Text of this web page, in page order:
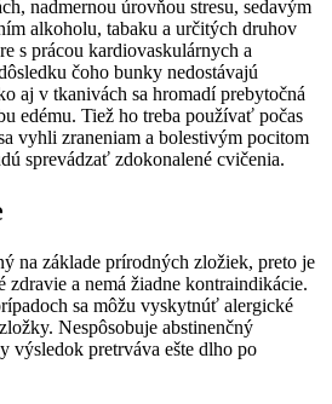
nadmernou úrovňou stresu, sedavým
alkoholu, tabaku a určitých druhov
s prácou kardiovaskulárnych a
čoho bunky nedostávajú
aj v tkanivách sa hromadí prebytočná
edému. Tiež ho treba používať počas
vyhli zraneniam a bolestivým pocitom
sprevádzať zdokonalené cvičenia.
na základe prírodných zložiek, preto je
zdravie a nemá žiadne kontraindikácie.
sa môžu vyskytnúť alergické
Nespôsobuje abstinenčný
výsledok pretrváva ešte dlho po